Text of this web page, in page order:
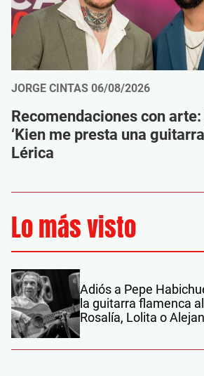
JORGE CINTAS 06/08/2026
Recomendaciones con
‘Kien me presta una
Lérica
Lo más visto
Adiós a Pepe
la guitarra flamenca
Rosalía, Lolita o